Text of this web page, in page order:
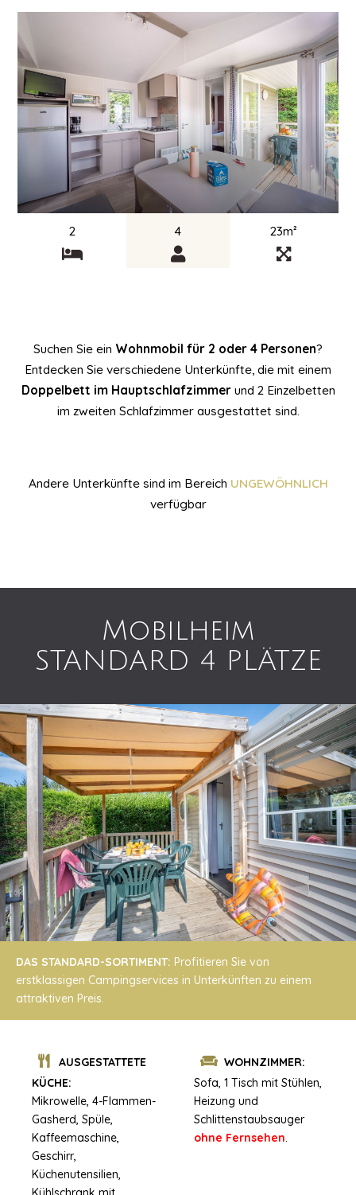
2 4 23m²
Suchen Sie ein Wohnmobil für 2 oder 4 Personen?
Entdecken Sie verschiedene Unterkünfte, die mit einem
Doppelbett im Hauptschlafzimmerund 2 Einzelbetten
im zweiten Schlafzimmer ausgestattet sind.
Andere Unterkünfte sind im Bereich UNGEWÖHNLICH
verfügbar
Mobilheim
STANDARD 4 PLÄTZE
DAS STANDARD-SORTIMENT: Profitieren Sie von
erstklassigen Campingservices in Unterkünften zu einem
attraktiven Preis.
AUSGESTATTETE
KÜCHE:
Mikrowelle, 4-Flammen-
Gasherd, Spüle,
Kaffeemaschine,
Geschirr,
Küchenutensilien,
WOHNZIMMER:
Sofa, 1 Tisch mit Stühlen,
Heizung und
Schlittenstaubsauger
ohne Fernsehen.